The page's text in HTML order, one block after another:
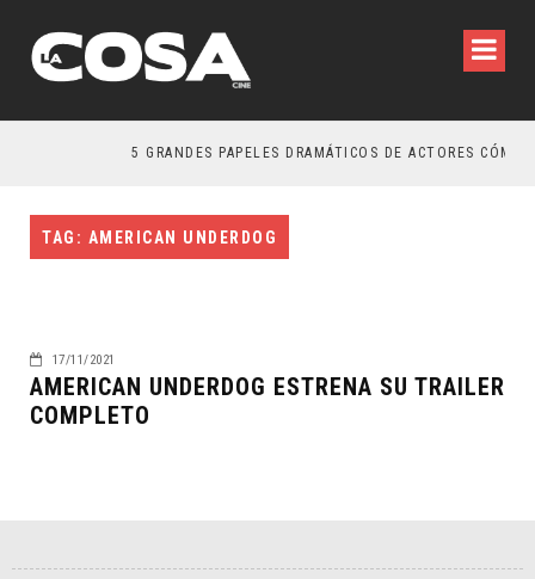
5 GRANDES PAPELES DRAMÁTICOS DE ACTORES CÓMICOS
TAG: AMERICAN UNDERDOG
17/11/2021
AMERICAN UNDERDOG ESTRENA SU TRAILER
COMPLETO